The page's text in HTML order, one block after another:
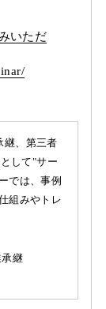
いただ
継、第三者
して"サー
では、事例
組みやトレ
継